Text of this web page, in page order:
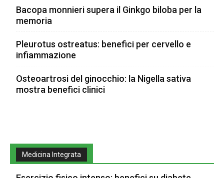
Bacopa monnieri supera il Ginkgo biloba per la
memoria
Pleurotus ostreatus: benefici per cervello e
infiammazione
Osteoartrosi del ginocchio: la Nigella sativa
mostra benefici clinici
Medicina Integrata